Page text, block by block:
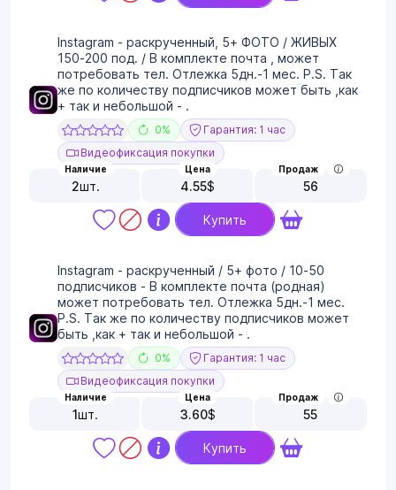
Instagram - раскрученный, 5+ ФОТО / ЖИВЫХ
150-200 под. / В комплекте почта , может
потребовать тел. Отлежка 5дн.-1 мес. P.S. Так
же по количеству подписчиков может быть ,как
+ так и небольшой - .
0%
Гарантия: 1 час
Видеофиксация покупки
Наличие
2шт.
Цена
4.55$
Продаж
56
Купить
Instagram - раскрученный / 5+ фото / 10-50
подписчиков - В комплекте почта (родная)
может потребовать тел. Отлежка 5дн.-1 мес.
P.S. Так же по количеству подписчиков может
быть ,как + так и небольшой - .
0%
Гарантия: 1 час
Видеофиксация покупки
Наличие
1шт.
Цена
3.60$
Продаж
55
Купить